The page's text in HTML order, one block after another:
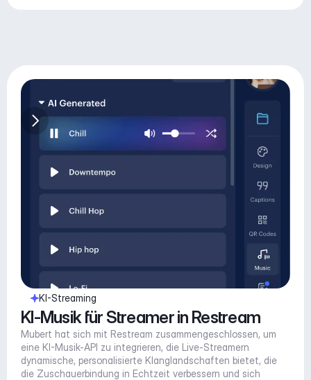
KI-Streaming
KI-Musik für Streamer in Restream
Mubert hat sich mit Restream zusammengeschlossen, um
eine KI-Musik-API zu integrieren, die Live-Streamern
dynamische, personalisierte Klanglandschaften bietet, die
die Zuschauerbindung in Echtzeit verbessern und sich